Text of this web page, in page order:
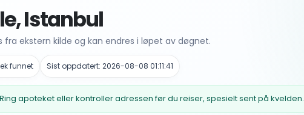
Istanbul
ekstern kilde og kan endres i løpet av døgnet.
funnet Sist oppdatert: 2026-08-08 01:11:41
apoteket eller kontroller adressen før du reiser, spesielt sent på kvelden.